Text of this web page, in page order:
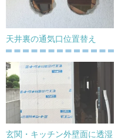
天井裏の通気口位置替え
玄関・キッチン外壁面に透湿